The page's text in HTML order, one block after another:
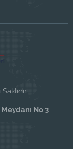
No:3